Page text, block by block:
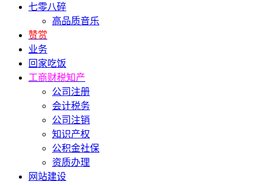
七零八碎
高品质音乐
赞赏
业务
回家吃饭
工商财税知产
公司注册
会计税务
公司注销
知识产权
公积金社保
资质办理
网站建设